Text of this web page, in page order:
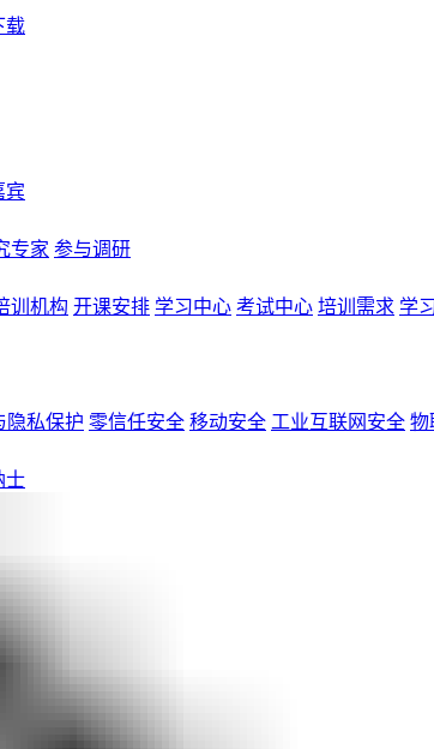
载
宾
专家 参与调研
训机构 开课安排 学习中心 考试中心 培训需求 学
隐私保护 零信任安全 移动安全 工业互联网安全 物
士